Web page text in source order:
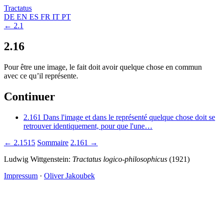
Tractatus
DE EN ES FR IT PT
← 2.1
2.16
Pour être une image, le fait doit avoir quelque chose en commun
avec ce qu’il représente.
Continuer
2.161 Dans l'image et dans le représenté quelque chose doit se
retrouver identiquement, pour que l'une…
← 2.1515 Sommaire 2.161 →
Ludwig Wittgenstein: Tractatus logico-philosophicus (1921)
Impressum · Oliver Jakoubek